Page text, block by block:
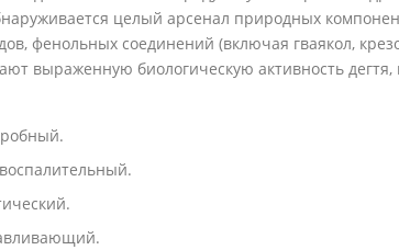
целый арсенал природных
фенольных соединений (включая гваякол,
выраженную биологическую активность